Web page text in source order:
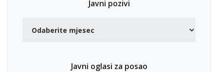
Javni pozivi
Javni oglasi za posao